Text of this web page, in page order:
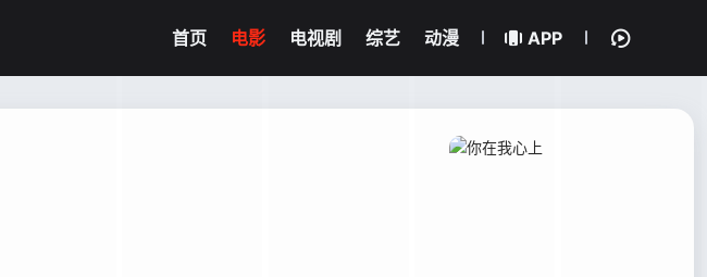
首页 电影 电视剧 综艺 动漫 APP